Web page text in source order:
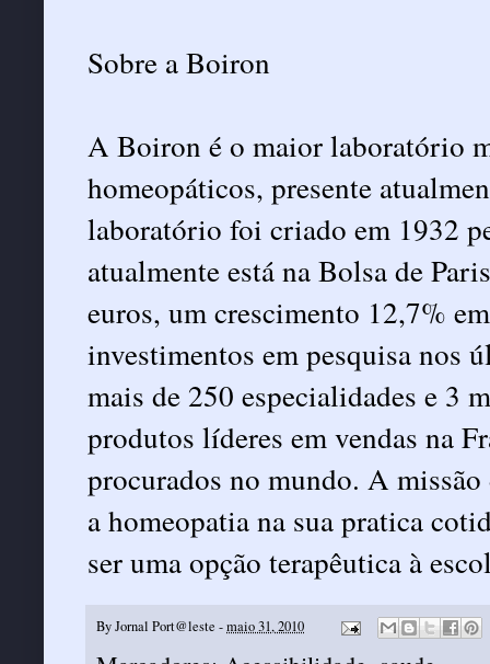
Sobre a Boiron
A Boiron é o maior laboratório
homeopáticos, presente
laboratório foi criado em 1932
atualmente está na Bolsa de
euros, um crescimento 12,7%
investimentos em pesquisa nos
mais de 250 especialidades e 3
produtos líderes em vendas na
procurados no mundo. A
a homeopatia na sua pratica
ser uma opção terapêutica à
ByJornal Port@leste -maio 31, 2010